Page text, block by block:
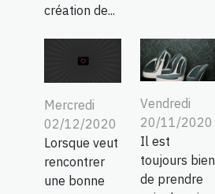
création de...
Mercredi
02/12/2020
Lorsque veut
rencontrer
une bonne
Vendredi
20/11/2020
Il est
toujours bien
de prendre